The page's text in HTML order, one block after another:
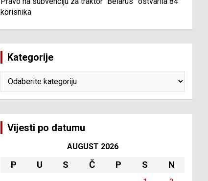
korisnika
Kategorije
Vijesti po datumu
AUGUST 2026
P U S Č P S N